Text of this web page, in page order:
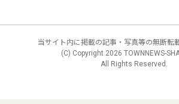
当サイト内に掲載の記事・写真等の無断転
(C) Copyright 2026 TOWNNEWS-SHA
All Rights Reserved.